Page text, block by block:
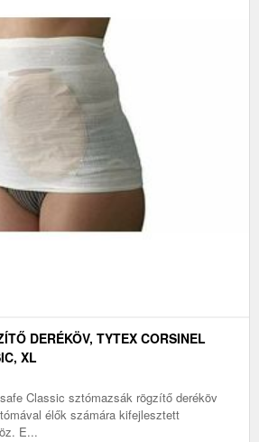
DERÉKÖV, TYTEX CORSINEL
XL
Classic sztómazsák rögzítő deréköv
élők számára kifejlesztett
E...